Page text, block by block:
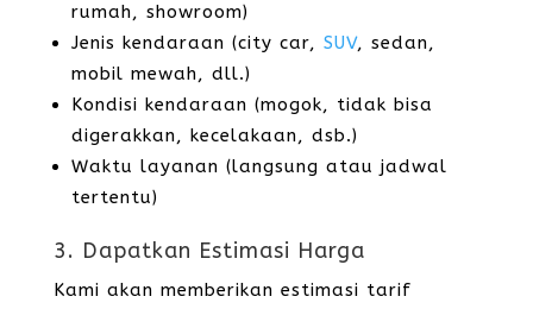
rumah, showroom)
Jenis kendaraan (city car, SUV, sedan,
mobil mewah, dll.)
Kondisi kendaraan (mogok, tidak bisa
digerakkan, kecelakaan, dsb.)
Waktu layanan (langsung atau jadwal
tertentu)
3. Dapatkan Estimasi Harga
Kami akan memberikan estimasi tarif